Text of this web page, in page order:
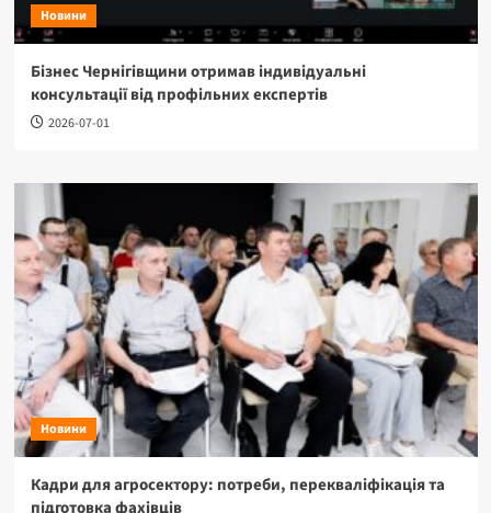
Новини
Бізнес Чернігівщини отримав індивідуальні
консультації від профільних експертів
2026-07-01
Новини
Кадри для агросектору: потреби, перекваліфікація та
підготовка фахівців